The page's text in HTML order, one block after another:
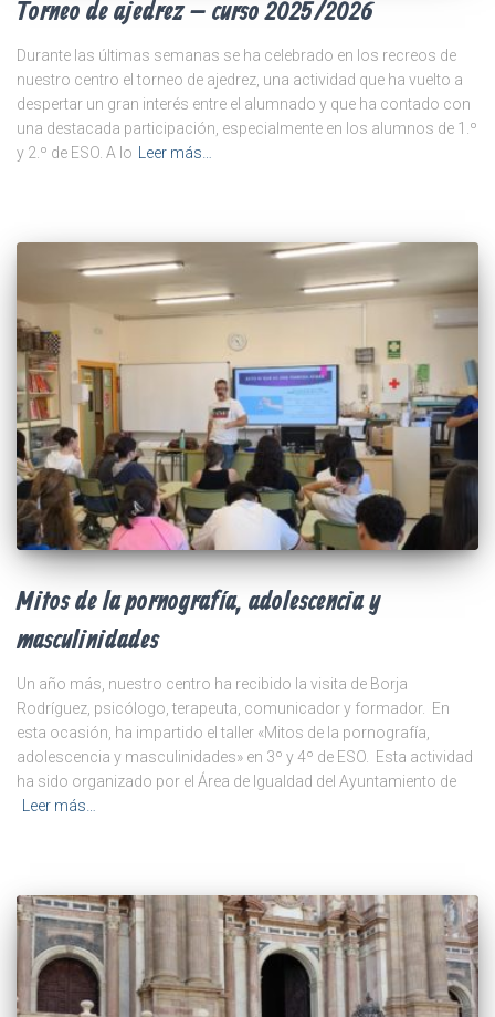
Torneo de ajedrez – curso 2025/2026
Durante las últimas semanas se ha celebrado en los recreos de
nuestro centro el torneo de ajedrez, una actividad que ha vuelto a
despertar un gran interés entre el alumnado y que ha contado con
una destacada participación, especialmente en los alumnos de 1.º
y 2.º de ESO. A lo Leer más…
Mitos de la pornografía, adolescencia y
masculinidades
Un año más, nuestro centro ha recibido la visita de Borja
Rodríguez, psicólogo, terapeuta, comunicador y formador. En
esta ocasión, ha impartido el taller «Mitos de la pornografía,
adolescencia y masculinidades» en 3º y 4º de ESO. Esta actividad
ha sido organizado por el Área de Igualdad del Ayuntamiento de
Leer más…